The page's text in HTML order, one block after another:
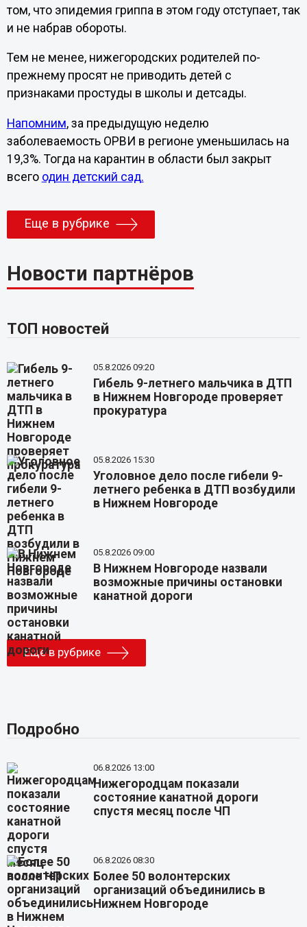
том, что эпидемия гриппа в этом году отступает, так
и не набрав обороты.
Тем не менее, нижегородских родителей по-
прежнему просят не приводить детей с
признаками простуды в школы и детсады.
Напомним, за предыдущую неделю
заболеваемость ОРВИ в регионе уменьшилась на
19,3%. Тогда на карантин в области был закрыт
всего один детский сад.
Еще в рубрике
Новости партнёров
ТОП новостей
05.8.2026 09:20
Гибель 9-летнего мальчика в ДТП
в Нижнем Новгороде проверяет
прокуратура
05.8.2026 15:30
Уголовное дело после гибели 9-
летнего ребенка в ДТП возбудили
в Нижнем Новгороде
05.8.2026 09:00
В Нижнем Новгороде назвали
возможные причины остановки
канатной дороги
Еще в рубрике
Подробно
06.8.2026 13:00
Нижегородцам показали
состояние канатной дороги
спустя месяц после ЧП
06.8.2026 08:30
Более 50 волонтерских
организаций объединились в
Нижнем Новгороде